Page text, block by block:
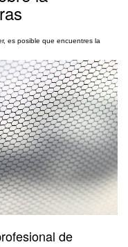
es posible que encuentres la
de